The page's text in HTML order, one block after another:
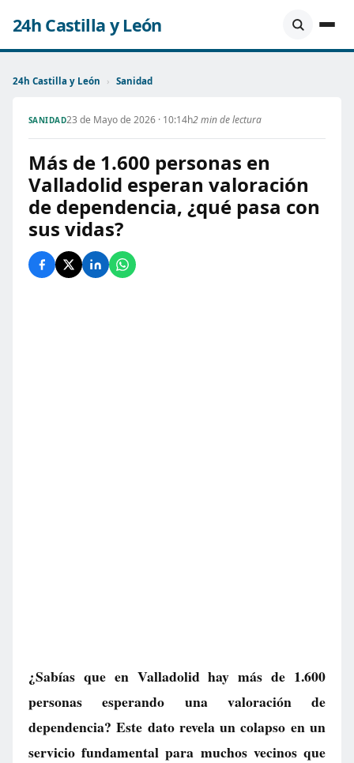
24h Castilla y León
24h Castilla y León › Sanidad
SANIDAD23 de Mayo de 2026 · 10:14h2 min de lectura
Más de 1.600 personas en
Valladolid esperan valoración
de dependencia, ¿qué pasa con
sus vidas?
¿Sabías que en Valladolid hay más de 1.600
personas esperando una valoración de
dependencia? Este dato revela un colapso en un
servicio fundamental para muchos vecinos que